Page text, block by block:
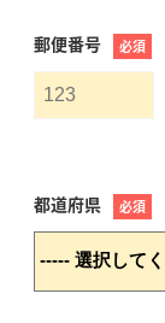
郵便番号 必須
都道府県 必須